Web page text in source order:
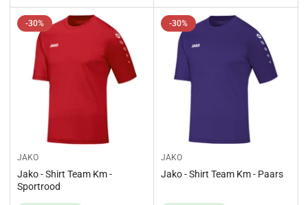
-30%
JAKO
Jako - Shirt Team Km -
Sportrood
-30%
JAKO
Jako - Shirt Team Km - Paars